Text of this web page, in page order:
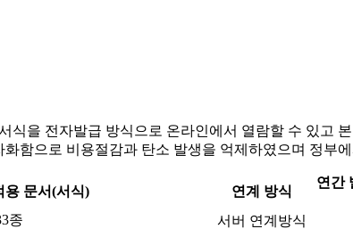
식을 전자발급 방식으로 온라인에서 열람할 수 있고
함으로 비용절감과 탄소 발생을 억제하였으며 정부
용 문서(서식) 연계 방식
연간
종
서버 연계방식